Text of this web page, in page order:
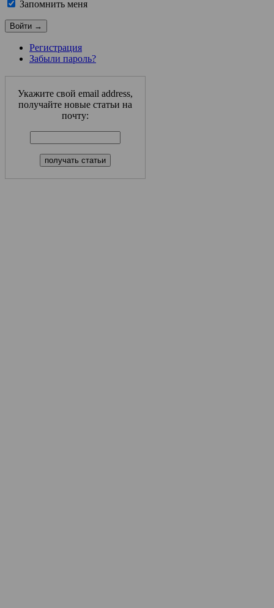
Запомнить меня
Регистрация
Забыли пароль?
Укажите свой email address,
получайте новые статьи на
почту: